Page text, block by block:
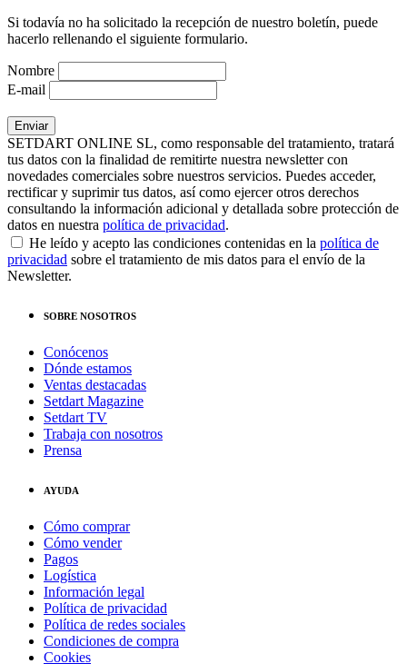
Si todavía no ha solicitado la recepción de nuestro boletín, puede
hacerlo rellenando el siguiente formulario.
Nombre
E-mail
SETDART ONLINE SL, como responsable del tratamiento, tratará
tus datos con la finalidad de remitirte nuestra newsletter con
novedades comerciales sobre nuestros servicios. Puedes acceder,
rectificar y suprimir tus datos, así como ejercer otros derechos
consultando la información adicional y detallada sobre protección de
datos en nuestra política de privacidad.
He leído y acepto las condiciones contenidas en la política de
privacidad sobre el tratamiento de mis datos para el envío de la
Newsletter.
SOBRE NOSOTROS
Conócenos
Dónde estamos
Ventas destacadas
Setdart Magazine
Setdart TV
Trabaja con nosotros
Prensa
AYUDA
Cómo comprar
Cómo vender
Pagos
Logística
Información legal
Política de privacidad
Política de redes sociales
Condiciones de compra
Cookies